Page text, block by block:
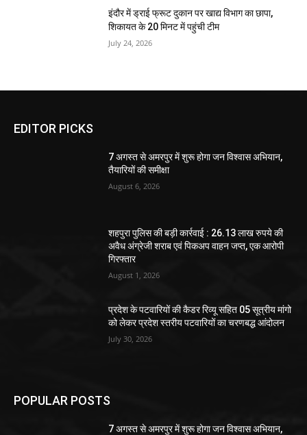
इंदौर में ड्राई फ्रूट दुकान पर खाद्य विभाग का छापा,
शिकायत के 20 मिनट में पहुंची टीम
July 24, 2026
EDITOR PICKS
7 अगस्त से अमरपुर में शुरू होगा जन विश्वास अभियान,
तैयारियों की समीक्षा
August 6, 2026
शहपुरा पुलिस की बड़ी कार्रवाई : 26.13 लाख रुपये की
अवैध अंग्रेजी शराब एवं पिकअप वाहन जप्त, एक आरोपी
गिरफ्तार
August 1, 2026
प्रदेश के पटवारियों की कैडर रिव्यू सहित 05 सूत्रीय मांगो
को लेकर प्रदेश स्तरीय पटवारियों का चरणबद्ध आंदोलन
July 30, 2026
POPULAR POSTS
7 अगस्त से अमरपुर में शुरू होगा जन विश्वास अभियान,